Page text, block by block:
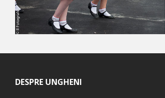
DESPRE UNGHENI